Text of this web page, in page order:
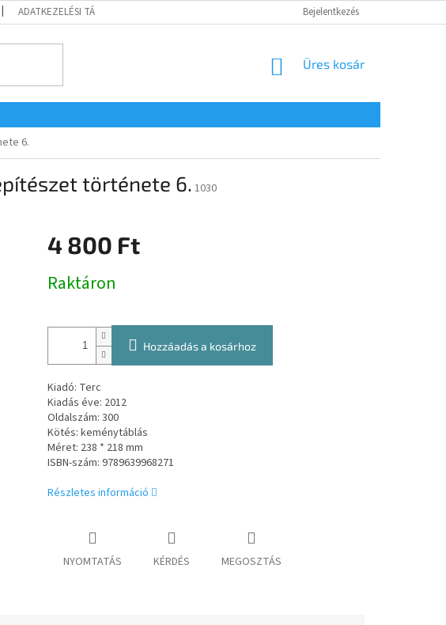
ADATKEZELÉSI TÁJÉKOZTATÓ Bejelentkezés
KOSÁR
Üres kosár
6.
története 6. 1030
4 800 Ft
Raktáron
Hozzáadás a kosárhoz
Kiadó: Terc
Kiadás éve: 2012
Oldalszám: 300
Kötés: keménytáblás
Méret: 238 * 218 mm
ISBN-szám: 9789639968271
Részletes információ
NYOMTATÁS KÉRDÉS MEGOSZTÁS